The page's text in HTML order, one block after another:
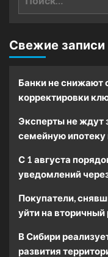
Свежие записи
Банки не снижают
корректировки
Эксперты не ждут
семейную ипотеку
С 1 августа
уведомлений
Покупатели,
уйти на вторичный
В Сибири
развития